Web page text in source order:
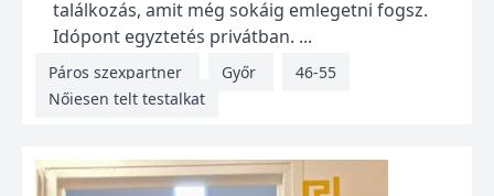
találkozás, amit még sokáig emlegetni fogsz.
Idópont egyztetés privátban. ...
Páros szexpartner Győr
46-55
Nőiesen telt testalkat